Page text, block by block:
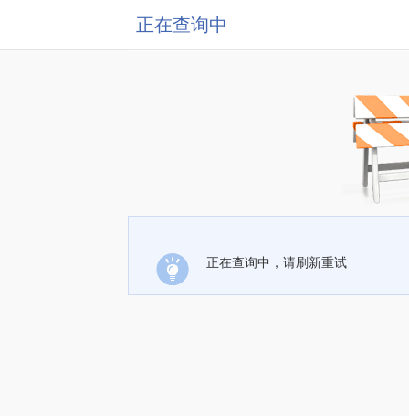
正在查询中
正在查询中，请刷新重试